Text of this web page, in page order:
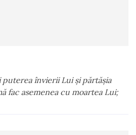
puterea învierii Lui şi părtăşia
fac asemenea cu moartea Lui;